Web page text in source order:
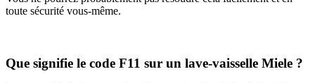
toute sécurité vous-même.
Que signifie le code F11 sur un lave-vaisselle Miele ?